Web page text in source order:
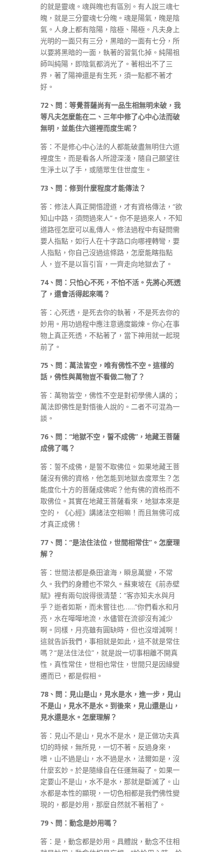
的就是靈魂。魂與魄也有區別。有人說三魂七
魄，就是三分靈魂七分魄。魂是陽氣，魄是陰
氣。人身上都有陰陽，陰極、陽極。凡夫身上
光明的一面只有三分，黑暗的一面有七分，所
以要將黑暗的一面，執著的習氣化掉。純陽祖
師叫純陽，即陰氣都消光了。著相出不了三
界，著了陽神還是有生死，須一點都不著才
好。
72、問：等覺菩薩尚有一品生相無明未破，我
等凡夫怎麼能在二、三年中修了心中心法而破
無明，並能住六道裡而度生呢？
答：不是修心中心法的人都能破盡無明住六道
裡度生，而是看各人所證深淺，隨自己願望往
生淨土以了手，或隨眾生住世度生。
73 、問：修到什麼程度才能傳法？
答：修法人真正開悟證道，才有資格傳法，“欲
知山中路，須問過來人”。你不是過來人，不知
道路徑怎麼可以亂傳人。修法過程中有疑問需
要人指點，如行人在十字路口向哪裡轉彎，要
人指點，你自己沒過這條路，怎麼能瞎指點
人，豈不是以盲引盲，一齊走向地獄去了。
74、問：只怕心不死，不怕不活。先將心死透
了，還會活得起來嗎？
答：心死透，是死去你的執著，不是死去你的
妙用。用功過程中應注意適度鍛煉。你心在事
物上真正死透，不粘著了，當下神用就一起現
前了。
75 、問：萬法皆空，唯有佛性不空。這樣的
話，佛性與萬物豈不看做二物了？
答：萬物皆空，佛性不空是對初學佛人講的；
萬法即佛性是對悟後人說的。二者不可混為一
談。
76、問： “地獄不空，誓不成佛”，地藏王菩薩
成佛了嗎？
答：誓不成佛，是誓不取佛位。如果地藏王菩
薩沒有佛的資格，他怎能到地獄去度眾生？怎
能度化十方的菩薩成佛呢？他有佛的資格而不
取佛位。其實在地藏王菩薩看來，地獄本來是
空的，《心經》講諸法空相嘛！而且無佛可成
才真正成佛！
77、問： “是法住法位，世間相常住”。怎麼理
解？
答：世間法都是桑田滄海，瞬息萬變，不常
久。我們的身體也不常久。蘇東坡在《前赤壁
賦》裡有兩句說得很清楚：“客亦知夫水與月
乎？逝者如斯，而未嘗往也……”你們看水和月
亮，水在嘩嘩地流，水儘管在流卻沒有減少
啊。同樣，月亮雖有圓缺時，但也沒增減啊！
這就告訴我們，事相就是如此，這不就是常住
嗎？“是法住法位”，就是說一切事相離不開真
性，真性常住，世相也常住，世間只是因緣變
遷而已，都是假相。
78、問：見山是山，見水是水，進一步，見山
不是山，見水不是水。到後來，見山還是山，
見水還是水。怎麼理解？
答：見山不是山，見水不是水，是正做功夫真
切的時候，無所見，一切不著。反過身來，
噢，山不過是山，水不過是水，法爾如是，沒
什麼玄妙。於是隨緣自在任運無礙了。如果一
定要山不是山，水不是水，那就是斷滅了。山
水都是本性的顯現，一切色相都是我們佛性變
現的，都是妙用，那麼自然就不著相了。
79、問：動念是妙用嗎？
答：是，動念都是妙用。具體說，動念不住相